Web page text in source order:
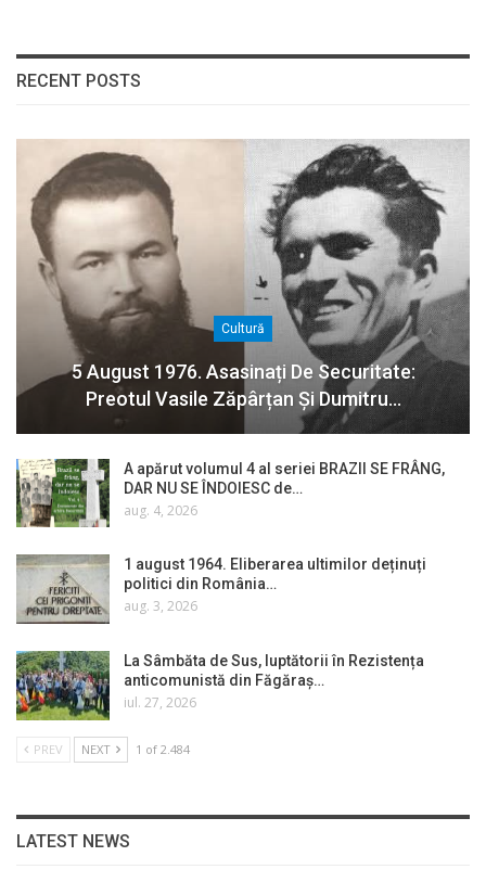
RECENT POSTS
Cultură
5 August 1976. Asasinați De Securitate:
Preotul Vasile Zăpârțan Și Dumitru…
A apărut volumul 4 al seriei BRAZII SE FRÂNG,
DAR NU SE ÎNDOIESC de…
aug. 4, 2026
1 august 1964. Eliberarea ultimilor deținuți
politici din România…
aug. 3, 2026
La Sâmbăta de Sus, luptătorii în Rezistența
anticomunistă din Făgăraș…
iul. 27, 2026
PREV NEXT 1 of 2.484
LATEST NEWS